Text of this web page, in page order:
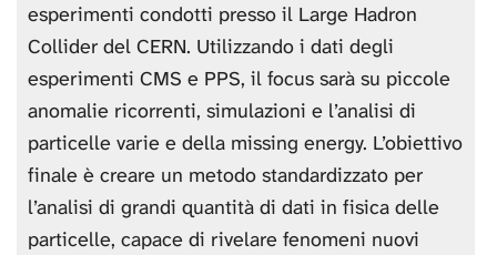
esperimenti condotti presso il Large Hadron
Collider del CERN. Utilizzando i dati degli
esperimenti CMS e PPS, il focus sarà su piccole
anomalie ricorrenti, simulazioni e l’analisi di
particelle varie e della missing energy. L’obiettivo
finale è creare un metodo standardizzato per
l’analisi di grandi quantità di dati in fisica delle
particelle, capace di rivelare fenomeni nuovi